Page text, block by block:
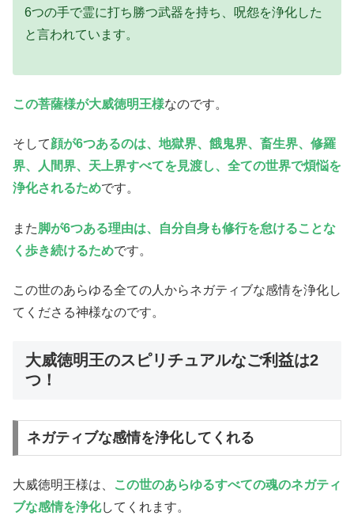
6つの手で霊に打ち勝つ武器を持ち、呪怨を浄化した
と言われています。
この菩薩様が大威徳明王様なのです。
そして顔が6つあるのは、地獄界、餓鬼界、畜生界、修羅
界、人間界、天上界すべてを見渡し、全ての世界で煩悩を
浄化されるためです。
また脚が6つある理由は、自分自身も修行を怠けることな
く歩き続けるためです。
この世のあらゆる全ての人からネガティブな感情を浄化し
てくださる神様なのです。
大威徳明王のスピリチュアルなご利益は2
つ！
ネガティブな感情を浄化してくれる
大威徳明王様は、
この世のあらゆるすべての魂のネガティ
ブな感情を浄化してくれます。